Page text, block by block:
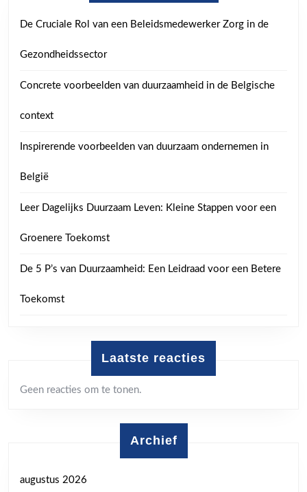
De Cruciale Rol van een Beleidsmedewerker Zorg in de
Gezondheidssector
Concrete voorbeelden van duurzaamheid in de Belgische
context
Inspirerende voorbeelden van duurzaam ondernemen in
België
Leer Dagelijks Duurzaam Leven: Kleine Stappen voor een
Groenere Toekomst
De 5 P’s van Duurzaamheid: Een Leidraad voor een Betere
Toekomst
Laatste reacties
Geen reacties om te tonen.
Archief
augustus 2026